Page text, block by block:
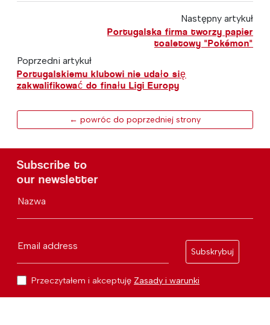
Następny artykuł
Portugalska firma tworzy papier
toaletowy "Pokémon"
Poprzedni artykuł
Portugalskiemu klubowi nie udało się
zakwalifikować do finału Ligi Europy
← powróc do poprzedniej strony
Subscribe to
our newsletter
Nazwa
Email address
Subskrybuj
Przeczytałem i akceptuję Zasady i warunki